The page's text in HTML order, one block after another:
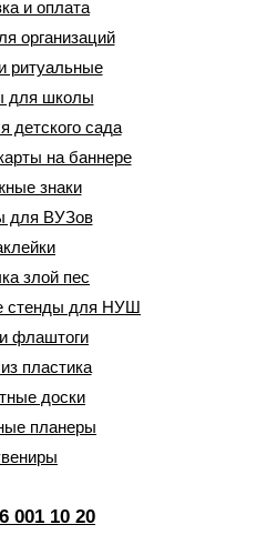
и оплата
организаций
ритуальные
для школы
детского сада
на баннере
знаки
для ВУЗов
злой пес
стенды для НУШ
флаштоги
пластика
доски
планеры
001 10 20